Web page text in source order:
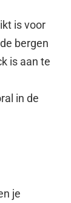
is voor
bergen
is aan te
in de
je